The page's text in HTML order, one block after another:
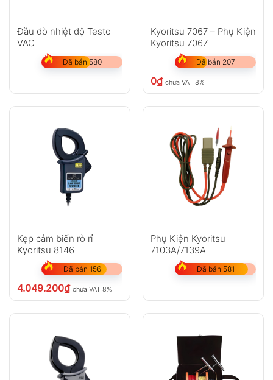
Đầu dò nhiệt độ Testo
VAC
Đã bán 580
Kyoritsu 7067 – Phụ Kiện
Kyoritsu 7067
Đã bán 207
0₫ chưa VAT 8%
Kẹp cảm biến rò rỉ
Kyoritsu 8146
Đã bán 156
4.049.200₫ chưa VAT 8%
Phụ Kiện Kyoritsu
7103A/7139A
Đã bán 581